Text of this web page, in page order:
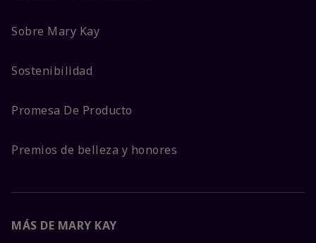
Sobre Mary Kay
Sostenibilidad
Promesa De Producto
Premios de belleza y honores
MÁS DE MARY KAY